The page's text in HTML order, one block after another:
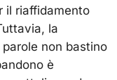
il riaffidamento
la
non bastino
è